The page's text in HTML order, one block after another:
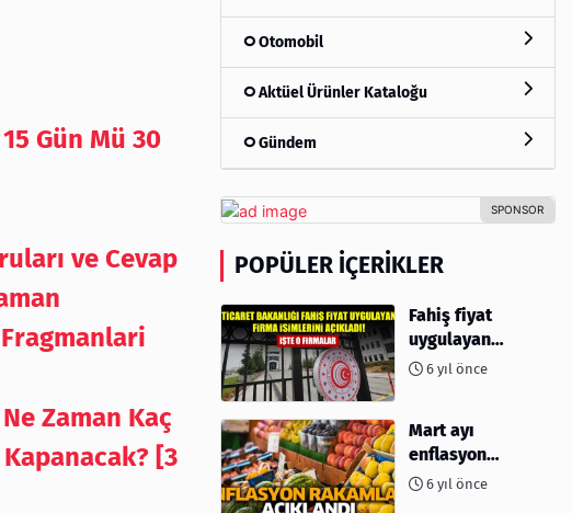
Gün Mü 30
ve Cevap
Zaman Kaç
[3
Otomobil
Aktüel Ürünler Kataloğu
Gündem
POPÜLER İÇERIKLER
Fahiş fiyat
uygulayan
firmalar açıklandı
6 yıl önce
Mart ayı
enflasyon
rakamları
6 yıl önce